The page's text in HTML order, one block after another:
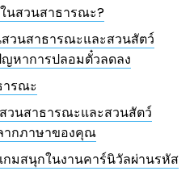
นสวนสาธารณะ?
วนสาธารณะและสวนสัตว์
หาการปลอมตั๋วลดลง
รณะ
วนสาธารณะและสวนสัตว์
ากภาษาของคุณ
กมสนุกในงานคาร์นิวัลผ่านรหัส